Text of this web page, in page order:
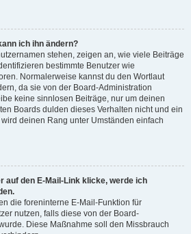
ich ihn ändern?
stehen, zeigen an, wie viele Beiträge
bestimmte Benutzer wie
Normalerweise kannst du den Wortlaut
da sie von der Board-Administration
keine sinnlosen Beiträge, nur um deinen
Boards dulden dieses Verhalten nicht und ein
deinen Rang unter Umständen einfach
auf den E-Mail-Link klicke, werde ich
die foreninterne E-Mail-Funktion für
nutzen, falls diese von der Board-
Diese Maßnahme soll den Missbrauch